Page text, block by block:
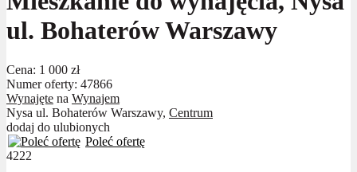
ul. Bohaterów Warszawy
Cena: 1 000 zł
Numer oferty: 47866
Wynajęte na Wynajem
Nysa ul. Bohaterów Warszawy, Centrum
dodaj do ulubionych
Poleć ofertę
4222